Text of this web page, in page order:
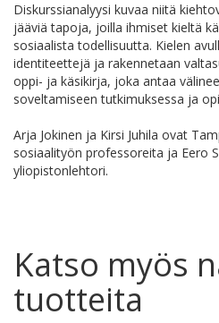
Diskurssianalyysi kuvaa niitä
jääviä tapoja, joilla ihmiset kieltä
sosiaalista todellisuutta. Kielen
identiteettejä ja rakennetaan
oppi- ja käsikirja, joka antaa
soveltamiseen tutkimuksessa ja
Arja Jokinen ja Kirsi Juhila ovat
sosiaalityön professoreita ja Eero
yliopistonlehtori.
Katso myös
tuotteita